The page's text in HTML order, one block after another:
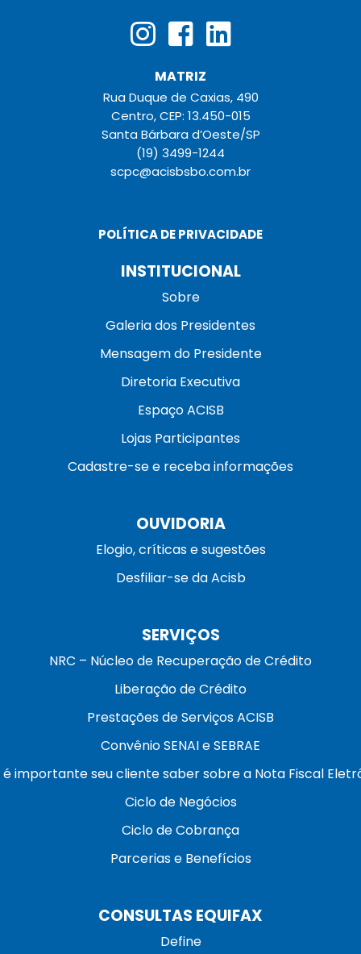
MATRIZ
Rua Duque de Caxias, 490
Centro, CEP: 13.450-015
Santa Bárbara d’Oeste/SP
(19) 3499-1244
scpc@acisbsbo.com.br
POLÍTICA DE PRIVACIDADE
INSTITUCIONAL
Sobre
Galeria dos Presidentes
Mensagem do Presidente
Diretoria Executiva
Espaço ACISB
Lojas Participantes
Cadastre-se e receba informações
OUVIDORIA
Elogio, críticas e sugestões
Desfiliar-se da Acisb
SERVIÇOS
NRC – Núcleo de Recuperação de Crédito
Liberação de Crédito
Prestações de Serviços ACISB
Convênio SENAI e SEBRAE
é importante seu cliente saber sobre a Nota Fiscal
Ciclo de Negócios
Ciclo de Cobrança
Parcerias e Benefícios
CONSULTAS EQUIFAX
Define